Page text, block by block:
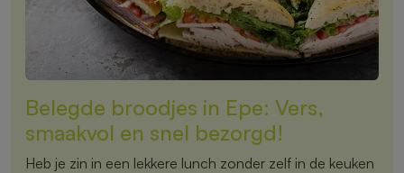
Belegde broodjes in Epe: Vers,
smaakvol en snel bezorgd!
Heb je zin in een lekkere lunch zonder zelf in de keuken